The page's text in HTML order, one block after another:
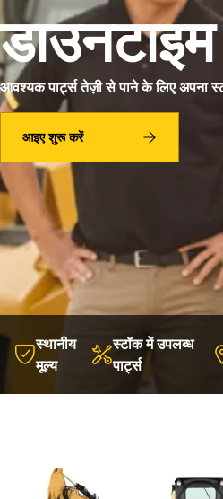
आवश्यक पार्ट्स तेज़ी से पाने के लिए अपना
आइए शुरू करें
स्थानीय
मूल्य
स्टॉक में उपलब्ध
पार्ट्स